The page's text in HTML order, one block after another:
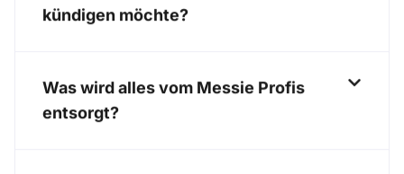
kündigen möchte?
Was wird alles vom Messie Profis
entsorgt?